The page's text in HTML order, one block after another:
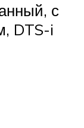
с
DTS-i